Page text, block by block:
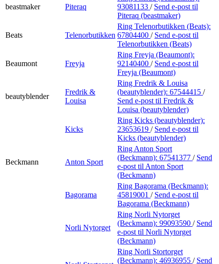
beastmaker Piteraq
93081133 / Send e-post til
Piteraq (beastmaker)
Beats Telenorbutikken
Ring Telenorbutikken (Beats):
67804400 / Send e-post til
Telenorbutikken (Beats)
Beaumont Freyja
Ring Freyja (Beaumont):
92140400 / Send e-post til
Freyja (Beaumont)
beautyblender
Fredrik &
Louisa
Ring Fredrik & Louisa
(beautyblender): 67544415 /
Send e-post til Fredrik &
Louisa (beautyblender)
Kicks
Ring Kicks (beautyblender):
23653619 / Send e-post til
Kicks (beautyblender)
Beckmann Anton Sport
Ring Anton Sport
(Beckmann): 67541377 / Send
e-post til Anton Sport
(Beckmann)
Bagorama
Ring Bagorama (Beckmann):
45819001 / Send e-post til
Bagorama (Beckmann)
Norli Nytorget
Ring Norli Nytorget
(Beckmann): 99093590 / Send
e-post til Norli Nytorget
(Beckmann)
Ring Norli Stortorget
(Beckmann): 46936955 / Send